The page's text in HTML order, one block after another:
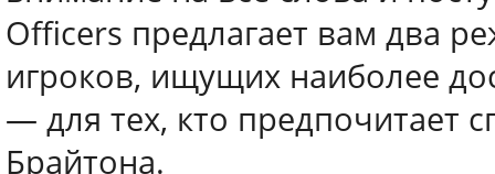
Officers предлагает вам два
игроков, ищущих наиболее
— для тех, кто предпочитает
Брайтона.